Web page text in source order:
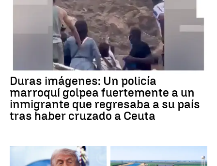
Duras imágenes: Un policía
marroquí golpea fuertemente a un
inmigrante que regresaba a su país
tras haber cruzado a Ceuta